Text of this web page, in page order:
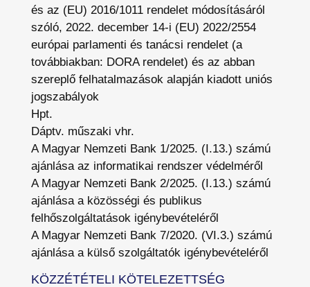
és az (EU) 2016/1011 rendelet módosításáról
szóló, 2022. december 14-i (EU) 2022/2554
európai parlamenti és tanácsi rendelet (a
továbbiakban: DORA rendelet) és az abban
szereplő felhatalmazások alapján kiadott uniós
jogszabályok
Hpt.
Dáptv. műszaki vhr.
A Magyar Nemzeti Bank 1/2025. (I.13.) számú
ajánlása az informatikai rendszer védelméről
A Magyar Nemzeti Bank 2/2025. (I.13.) számú
ajánlása a közösségi és publikus
felhőszolgáltatások igénybevételéről
A Magyar Nemzeti Bank 7/2020. (VI.3.) számú
ajánlása a külső szolgáltatók igénybevételéről
KÖZZÉTÉTELI KÖTELEZETTSÉG